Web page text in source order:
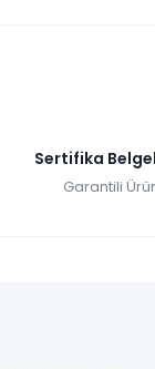
Sertifika
Garantili